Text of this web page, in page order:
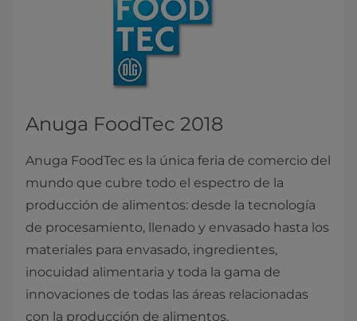
Anuga FoodTec 2018
Anuga FoodTec es la única feria de comercio del
mundo que cubre todo el espectro de la
producción de alimentos: desde la tecnología
de procesamiento, llenado y envasado hasta los
materiales para envasado, ingredientes,
inocuidad alimentaria y toda la gama de
innovaciones de todas las áreas relacionadas
con la producción de alimentos.